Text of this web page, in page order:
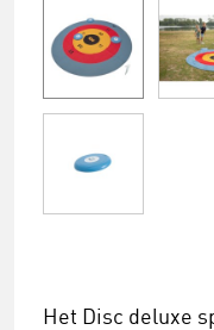
Het Disc deluxe